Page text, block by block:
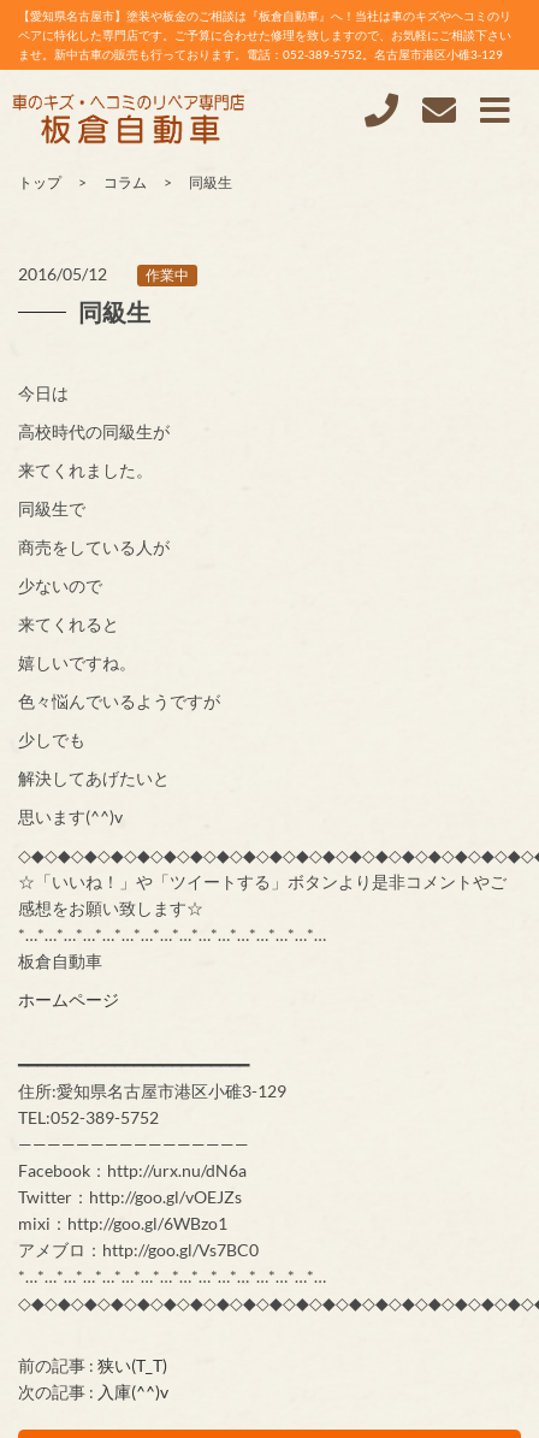
【愛知県名古屋市】塗装や板金のご相談は『板倉自動車』へ！当社は車のキズやヘコミのリ
ペアに特化した専門店です。ご予算に合わせた修理を致しますので、お気軽にご相談下さい
ませ。新中古車の販売も行っております。電話：052-389-5752。名古屋市港区小碓3-129
トップ コラム 同級生
2016/05/12 作業中
同級生
今日は
高校時代の同級生が
来てくれました。
同級生で
商売をしている人が
少ないので
来てくれると
嬉しいですね。
色々悩んでいるようですが
少しでも
解決してあげたいと
思います(^^)v
☆「いいね！」や「ツイートする」ボタンより是非コメントやご
感想をお願い致します☆
*…*…*…*…*…*…*…*…*…*…*…*…*…*…*…*…
板倉自動車
ホームページ
━━━━━━━━━━━━━━━━━━━━━━━━
住所:愛知県名古屋市港区小碓3-129
TEL:052-389-5752
————————————————
Facebook：http://urx.nu/dN6a
Twitter：http://goo.gl/vOEJZs
mixi：http://goo.gl/6WBzo1
アメブロ：http://goo.gl/Vs7BC0
*…*…*…*…*…*…*…*…*…*…*…*…*…*…*…*…
前の記事 : 狭い(T_T)
次の記事 : 入庫(^^)v